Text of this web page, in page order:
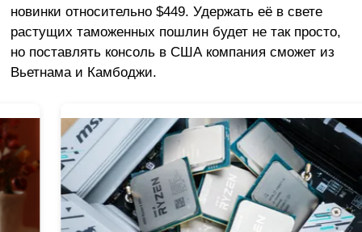
новинки относительно $449. Удержать её в свете
растущих таможенных пошлин будет не так просто,
но поставлять консоль в США компания сможет из
Вьетнама и Камбоджи.